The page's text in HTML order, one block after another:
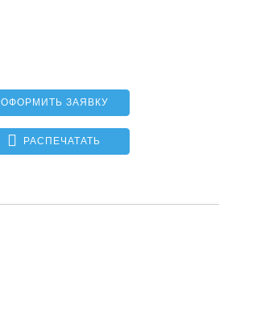
ОФОРМИТЬ ЗАЯВКУ
РАСПЕЧАТАТЬ